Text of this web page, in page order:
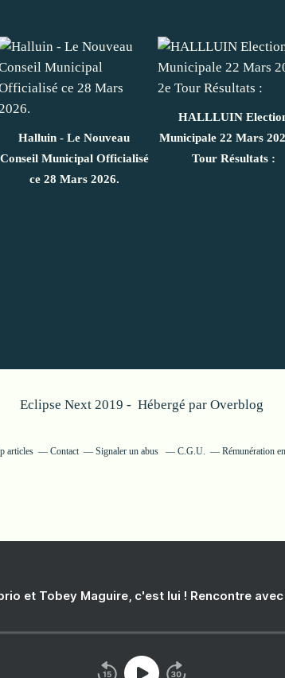
Halluin - Le Nouveau
Conseil Municipal Officialisé
ce 28 Mars 2026.
HALLLUIN
Municipale 22 Mars
Tour Résultats :
Eclipse Next 2019 - Hébergé par Overblog
articles Contact Signaler un abus C.G.U. Rémunération
et Tobey Maguire, c'est lui ! Rencontre